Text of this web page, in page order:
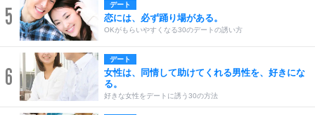
5 デート
恋には、必ず踊り場がある。
OKがもらいやすくなる30のデートの誘い方
6
デート
女性は、同情して助けてくれる男性を、好きにな
る。
好きな女性をデートに誘う30の方法